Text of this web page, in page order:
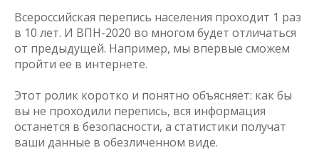
Всероссийская перепись населения проходит 1 раз
в 10 лет. И ВПН-2020 во многом будет отличаться
от предыдущей. Например, мы впервые сможем
пройти ее в интернете.
Этот ролик коротко и понятно объясняет: как бы
вы не проходили перепись, вся информация
останется в безопасности, а статистики получат
ваши данные в обезличенном виде.